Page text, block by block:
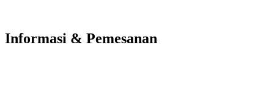
Informasi & Pemesanan